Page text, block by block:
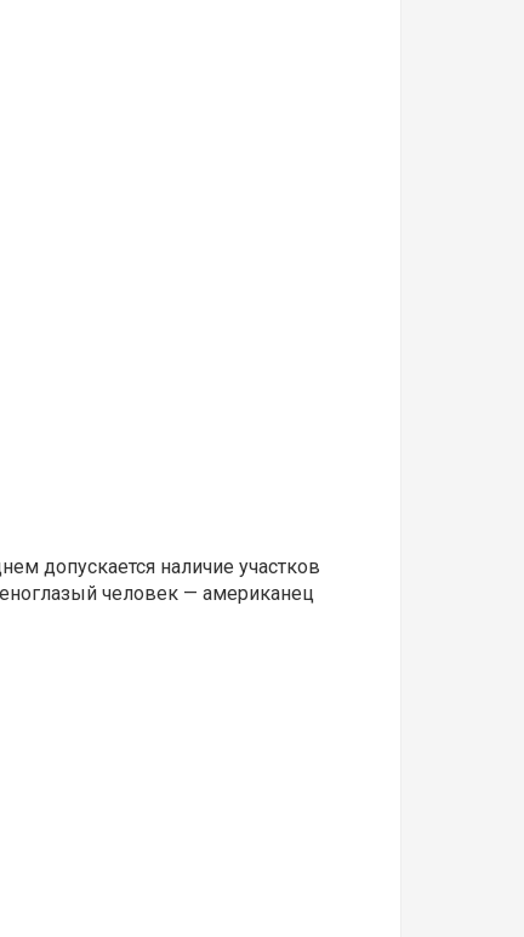
допускается наличие участков
человек — американец